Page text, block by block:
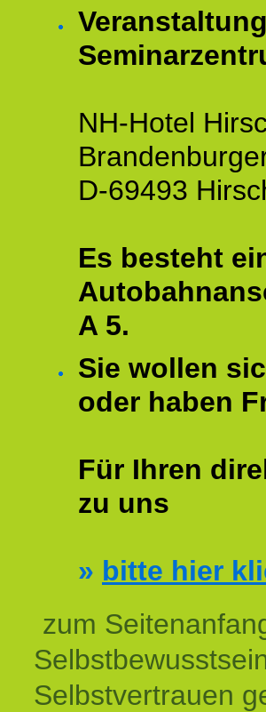
NH-Hotel
D-69493
Es besteht
A 5.
Sie wollen
oder haben
Für Ihren
zu uns
» bitte hier
zum
Selbstvertrauen